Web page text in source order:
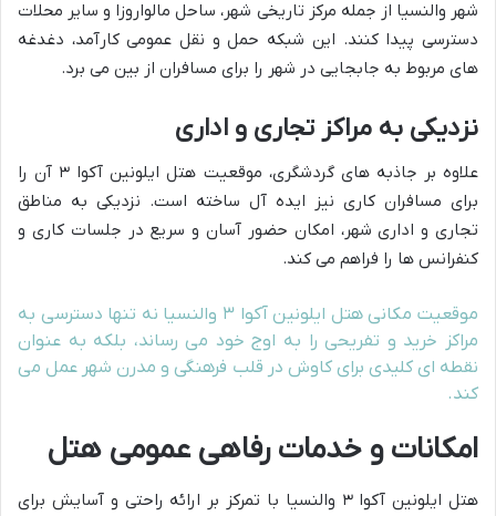
شهر والنسیا از جمله مرکز تاریخی شهر، ساحل مالواروزا و سایر محلات
دسترسی پیدا کنند. این شبکه حمل و نقل عمومی کارآمد، دغدغه
های مربوط به جابجایی در شهر را برای مسافران از بین می برد.
نزدیکی به مراکز تجاری و اداری
علاوه بر جاذبه های گردشگری، موقعیت هتل ایلونین آکوا ۳ آن را
برای مسافران کاری نیز ایده آل ساخته است. نزدیکی به مناطق
تجاری و اداری شهر، امکان حضور آسان و سریع در جلسات کاری و
کنفرانس ها را فراهم می کند.
موقعیت مکانی هتل ایلونین آکوا ۳ والنسیا نه تنها دسترسی به
مراکز خرید و تفریحی را به اوج خود می رساند، بلکه به عنوان
نقطه ای کلیدی برای کاوش در قلب فرهنگی و مدرن شهر عمل می
کند.
امکانات و خدمات رفاهی عمومی هتل
هتل ایلونین آکوا ۳ والنسیا با تمرکز بر ارائه راحتی و آسایش برای